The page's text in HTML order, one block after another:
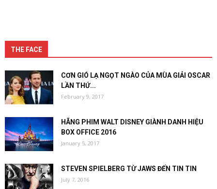
THE FACE
CƠN GIÓ LẠ NGỌT NGÀO CỦA MÙA GIẢI OSCAR
LẦN THỨ...
February 9, 2017
HÃNG PHIM WALT DISNEY GIÀNH DANH HIỆU
BOX OFFICE 2016
January 5, 2017
STEVEN SPIELBERG TỪ JAWS ĐẾN TIN TIN
July 7, 2016